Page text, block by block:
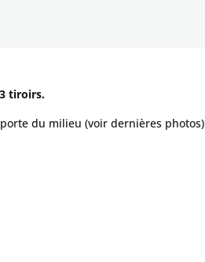
tiroirs.
du milieu (voir dernières photos)